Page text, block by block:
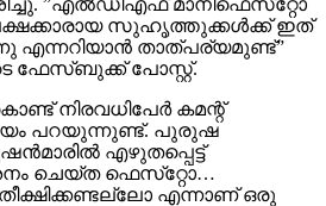
”എല്‍ഡിഎഫ് മാനിഫെസ്‌റ്റോ
സുഹൃത്തുക്കള്‍ക്ക് ഇത്
എന്നറിയാന്‍ താത്പര്യമുണ്ട്”
ഫേസ്ബുക്ക് പോസ്റ്റ്.
നിരവധിപേര്‍ കമന്റ്
പറയുന്നുണ്ട്. പുരുഷ
എഴുതപ്പെട്ട്
ചെയ്ത ഫെസ്‌റ്റോ…
എന്നാണ് ഒരു